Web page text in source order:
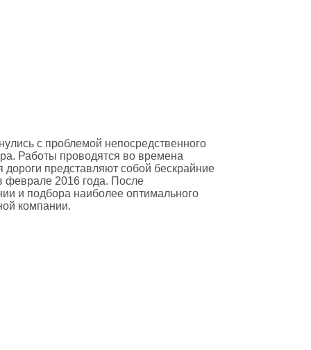
с проблемой непосредственного
Работы проводятся во времена
дороги представляют собой бескрайние
феврале 2016 года. После
и подбора наиболее оптимального
компании.